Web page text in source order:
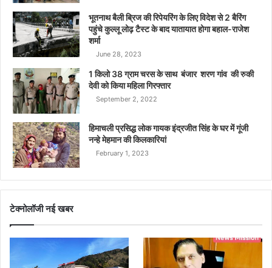
भूतनाथ बैली ब्रिज की रिपेयरिंग के लिए विदेश से 2 बैरिंग
पहुंचे कुल्लू लोढ़ टैस्ट के बाद यातायात होगा बहाल-राजेश
शर्मा
June 28, 2023
1 किलो 38 ग्राम चरस के साथ बंजार शरण गांव की रुकी
देवी को किया महिला गिरफ्तार
September 2, 2022
हिमाचली प्रसिद्ध लोक गायक इंद्रजीत सिंह के घर में गूंजी
नन्हे मेहमान की किलकारियां
February 1, 2023
टेक्नोलॉजी नई खबर